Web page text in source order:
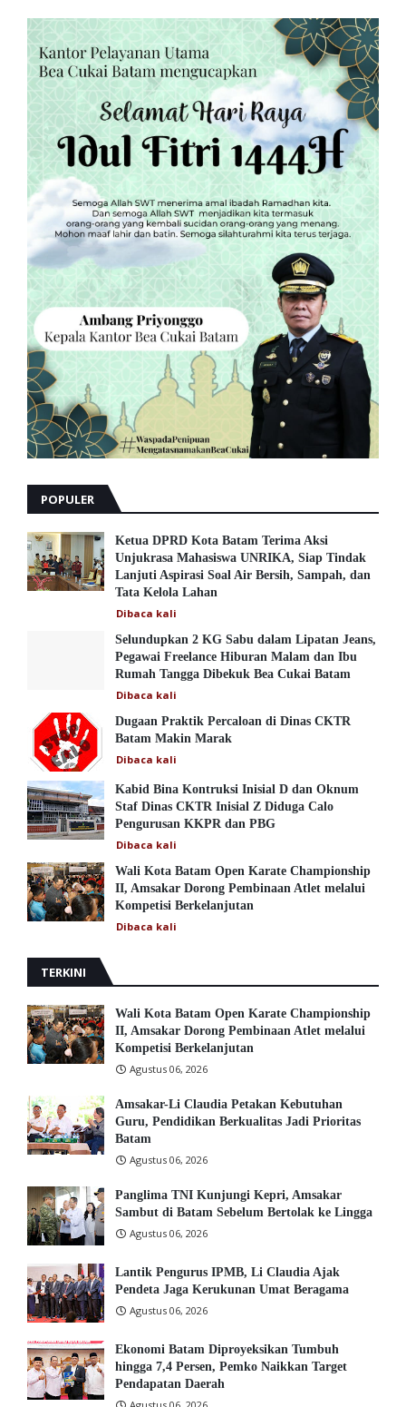
POPULER
Ketua DPRD Kota Batam Terima Aksi
Unjukrasa Mahasiswa UNRIKA, Siap Tindak
Lanjuti Aspirasi Soal Air Bersih, Sampah, dan
Tata Kelola Lahan
Dibaca kali
Selundupkan 2 KG Sabu dalam Lipatan Jeans,
Pegawai Freelance Hiburan Malam dan Ibu
Rumah Tangga Dibekuk Bea Cukai Batam
Dibaca kali
Dugaan Praktik Percaloan di Dinas CKTR
Batam Makin Marak
Dibaca kali
Kabid Bina Kontruksi Inisial D dan Oknum
Staf Dinas CKTR Inisial Z Diduga Calo
Pengurusan KKPR dan PBG
Dibaca kali
Wali Kota Batam Open Karate Championship
II, Amsakar Dorong Pembinaan Atlet melalui
Kompetisi Berkelanjutan
Dibaca kali
TERKINI
Wali Kota Batam Open Karate Championship
II, Amsakar Dorong Pembinaan Atlet melalui
Kompetisi Berkelanjutan
Agustus 06, 2026
Amsakar-Li Claudia Petakan Kebutuhan
Guru, Pendidikan Berkualitas Jadi Prioritas
Batam
Agustus 06, 2026
Panglima TNI Kunjungi Kepri, Amsakar
Sambut di Batam Sebelum Bertolak ke Lingga
Agustus 06, 2026
Lantik Pengurus IPMB, Li Claudia Ajak
Pendeta Jaga Kerukunan Umat Beragama
Agustus 06, 2026
Ekonomi Batam Diproyeksikan Tumbuh
hingga 7,4 Persen, Pemko Naikkan Target
Pendapatan Daerah